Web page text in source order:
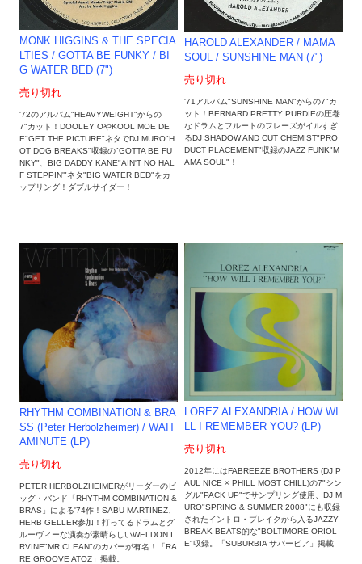
MONK HIGGINS & THE SPECIA
LTIES / GOTTA BE FUNKY / BI
G WATER BED (7")
売り切れ
'72のアルバム"HEAVYWEIGHT"からの
7"カット！DOOLEY OやKOOL MOE DE
E"GET THE PICTURE"ネタでDJ MURO"H
OT DOG BREAKS"収録の"GOTTA BE FU
NKY"、BIG DADDY KANE"AIN'T NO HAL
F STEPPIN'"ネタ"BIG WATER BED"をカ
ップリング！ダブルサイダー！
HAROLD ALEXANDER / MAMA
SOUL / SUNSHINE MAN (7")
売り切れ
'71アルバム"SUNSHINE MAN"からの7"カ
ット！BERNARD PRETTY PURDIEの圧巻
なドラムとフルートのフレーズがイルすぎ
るDJ SHADOW AND CUT CHEMIST"PRO
DUCT PLACEMENT"収録のJAZZ FUNK"M
AMA SOUL"！
RHYTHM COMBINATION & BRA
SS (Peter Herbolzheimer) / WAIT
AMINUTE (LP)
売り切れ
PETER HERBOLZHEIMERがリーダーのビ
ッグ・バンド「RHYTHM COMBINATION &
BRAS」による'74作！SABU MARTINEZ、
HERB GELLER参加！打ってるドラムとグ
ルーヴィーな演奏が素晴らしいWELDON I
RVINE"MR.CLEAN"のカバーが有名！「RA
RE GROOVE ATOZ」掲載。
LOREZ ALEXANDRIA / HOW WI
LL I REMEMBER YOU? (LP)
売り切れ
2012年にはFABREEZE BROTHERS (DJ P
AUL NICE × PHILL MOST CHILL)の7"シン
グル"PACK UP"でサンプリング使用、DJ M
URO"SPRING & SUMMER 2008"にも収録
されたイントロ・ブレイクから入るJAZZY
BREAK BEATS的な"BOLTIMORE ORIOL
E"収録。「SUBURBIA サバービア」掲載